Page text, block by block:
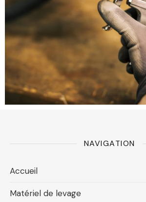
NAVIGATION
Accueil
Matériel de levage